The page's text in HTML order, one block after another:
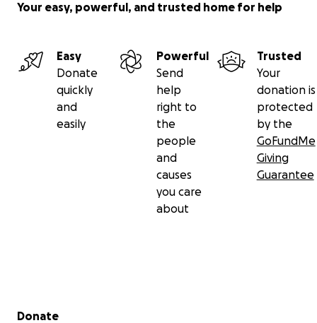
Your easy, powerful, and trusted home for help
Easy
Donate
quickly
and
easily
Powerful
Send
help
right to
the
people
and
causes
you care
about
Trusted
Your
donation is
protected
by the
GoFundMe
Giving
Guarantee
Secondary menu
Donate